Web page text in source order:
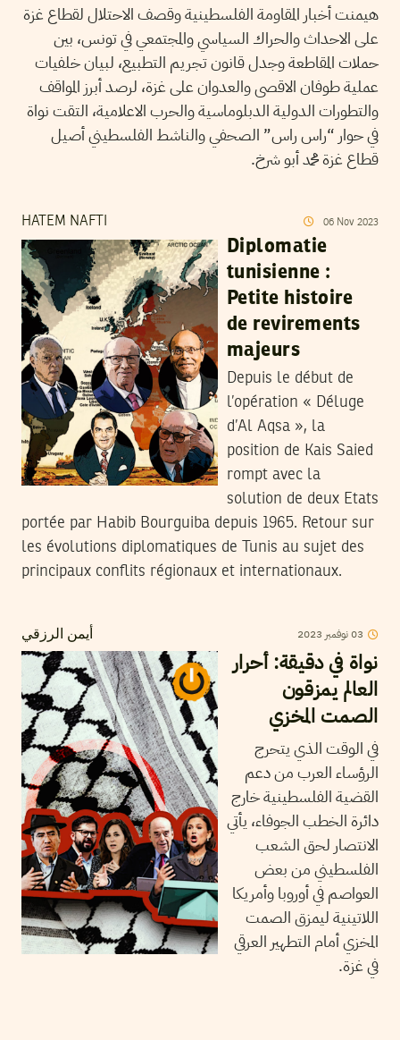
هيمنت أخبار المقاومة الفلسطينية وقصف الاحتلال لقطاع غزة
على الاحداث والحراك السياسي والمجتمعي في تونس، بين
حملات المقاطعة وجدل قانون تجريم التطبيع، لبيان خلفيات
عملية طوفان الاقصى والعدوان على غزة، لرصد أبرز المواقف
والتطورات الدولية الدبلوماسية والحرب الاعلامية، التقت نواة
في حوار “راس راس” الصحفي والناشط الفلسطيني أصيل
قطاع غزة محمد أبو شرخ.
HATEM NAFTI 06 Nov 2023
Diplomatie
tunisienne :
Petite histoire
de revirements
majeurs
Depuis le début de
l’opération « Déluge
d’Al Aqsa », la
position de Kais Saied
rompt avec la
solution de deux Etats
portée par Habib Bourguiba depuis 1965. Retour sur
les évolutions diplomatiques de Tunis au sujet des
principaux conflits régionaux et internationaux.
أيمن الرزقي 03نوفمبر 2023
نواة في دقيقة: أحرار
العالم يمزقون
الصمت المخزي
في الوقت الذي يتحرج
الرؤساء العرب من دعم
القضية الفلسطينية خارج
دائرة الخطب الجوفاء، يأتي
الانتصار لحق الشعب
الفلسطيني من بعض
العواصم في أوروبا وأمريكا
اللاتينية ليمزق الصمت
المخزي أمام التطهير العرقي
في غزة.